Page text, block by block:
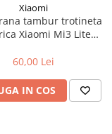
Xiaomi
tambur trotineta
Xiaomi Mi3 Lite
60,00 Lei
IN COS